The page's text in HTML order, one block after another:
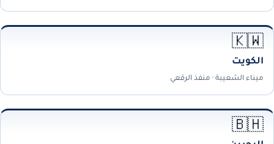
🇰🇼
الكويت
ميناء الشعيبة · منفذ الرقعي
🇧🇭